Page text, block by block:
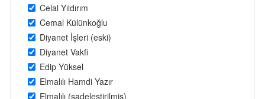
Celal Yıldırım
Cemal Külünkoğlu
Diyanet İşleri (eski)
Diyanet Vakfi
Edip Yüksel
Elmalılı Hamdi Yazır
Elmalılı (sadeleştirilmiş)